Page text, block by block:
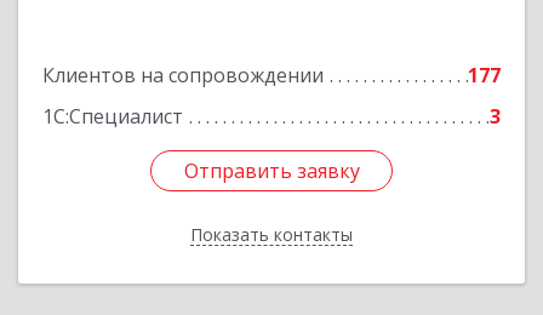
Клиентов на сопровождении
177
1С:Специалист
3
Отправить заявку
Показать контакты
Отправить заявку
Назад